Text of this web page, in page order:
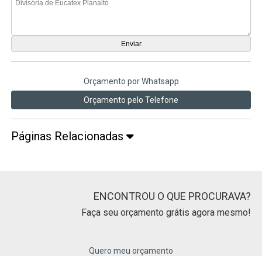
Orçamento por Whatsapp
Orçamento pelo Telefone
Páginas Relacionadas
ENCONTROU O QUE PROCURAVA?
Faça seu orçamento grátis agora mesmo!
Quero meu orçamento